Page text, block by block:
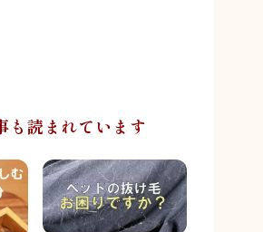
も読まれています